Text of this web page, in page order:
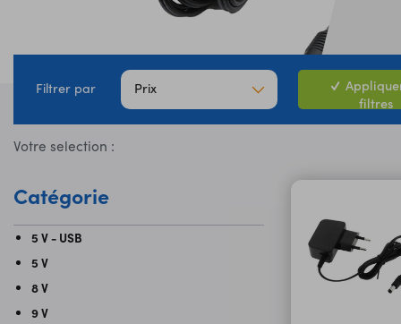
Filtrer par Prix
filtres
Votre selection :
Catégorie
5 V - USB
5 V
8 V
9 V